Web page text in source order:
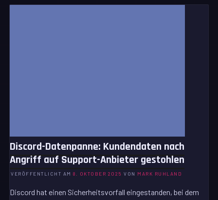
Discord-Datenpanne: Kundendaten nach
Angriff auf Support-Anbieter gestohlen
VERÖFFENTLICHT AM8. OKTOBER 2025 VON MARK RUHLAND
Discord hat einen Sicherheitsvorfall eingestanden, bei dem